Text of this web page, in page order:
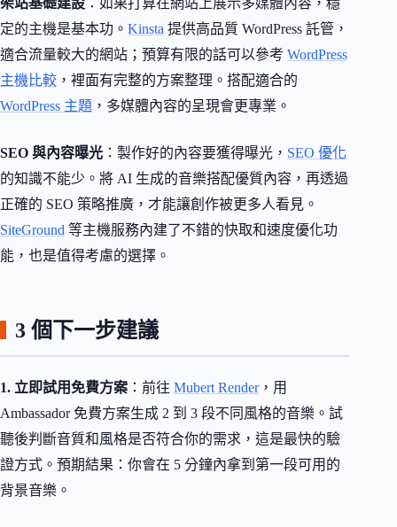
架站基礎建設 ：如果打算在網站上展示多媒體內容，穩
定的主機是基本功。 Kinsta 提供高品質 WordPress 託管，
適合流量較大的網站；預算有限的話可以參考 WordPress
主機比較 ，裡面有完整的方案整理。搭配適合的
WordPress 主題 ，多媒體內容的呈現會更專業。
SEO 與內容曝光 ：製作好的內容要獲得曝光， SEO 優化
的知識不能少。將 AI 生成的音樂搭配優質內容，再透過
正確的 SEO 策略推廣，才能讓創作被更多人看見。
SiteGround 等主機服務內建了不錯的快取和速度優化功
能，也是值得考慮的選擇。
3 個下一步建議
1. 立即試用免費方案 ：前往 Mubert Render，用
Ambassador 免費方案生成 2 到 3 段不同風格的音樂。試
聽後判斷音質和風格是否符合你的需求，這是最快的驗
證方式。預期結果：你會在 5 分鐘內拿到第一段可用的
背景音樂。